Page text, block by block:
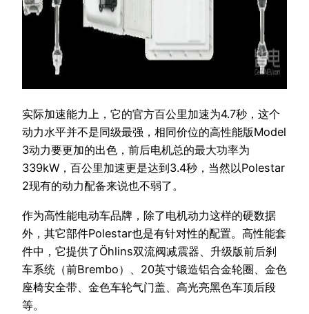
实际加速能力上，它的官方百公里加速为4.7秒，这个
动力水平并不是同级最强，相同价位的高性能版Model
3动力要更加的出色，前后电机总的最大功率为
339kW，百公里加速更是达到3.4秒，当然以Polestar
2现有的动力配备来说也不弱了。
作为高性能电动车品牌，除了电机动力这样的硬数据
外，其它部件Polestar也是有针对性的配置。高性能套
件中，它提供了Öhlins双流阀减震器、升级版前后刹
车系统（前Brembo）、20英寸锻造铝合金轮圈、金色
座椅安全带、金色车轮气门盖、高光亮黑色车顶后段
等。